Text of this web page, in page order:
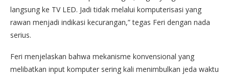
langsung ke TV LED. Jadi tidak melalui komputerisasi yang
rawan menjadi indikasi kecurangan,” tegas Feri dengan nada
serius.
Feri menjelaskan bahwa mekanisme konvensional yang
melibatkan input komputer sering kali menimbulkan jeda waktu